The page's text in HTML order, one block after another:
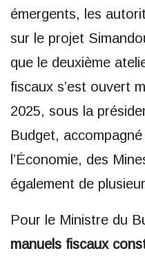
émergents, les
sur le projet
que le deuxième
fiscaux s’est ouvert
2025, sous la
Budget,
l’Économie, des
également de
Pour le Ministre du
manuels fiscaux